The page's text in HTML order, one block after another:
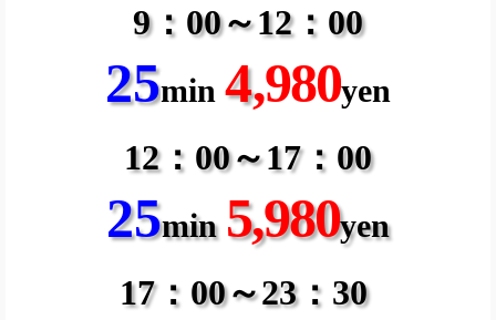
9：00～12：00
25min 4,980yen
12：00～17：00
25min 5,980yen
17：00～23：30